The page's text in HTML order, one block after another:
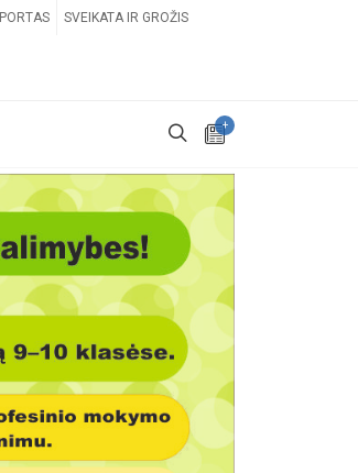
SVEIKATA IR GROŽIS
+